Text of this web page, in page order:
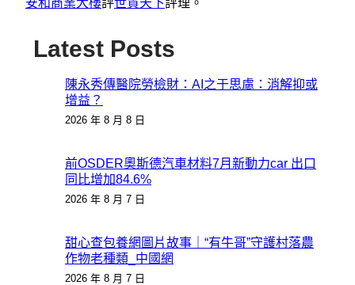
Latest Posts
陳永秀傳醫院勞檢財：AI之于思慮：消解抑或
增益？
2026 年 8 月 8 日
前OSDER奧斯德汽車材料7月新動力car 出口
同比增加84.6%
2026 年 8 月 7 日
甜心查包養網圖片故事｜“有牛哥”守護村落農
作物老種類_中國網
2026 年 8 月 7 日